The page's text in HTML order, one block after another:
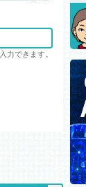
力できます。